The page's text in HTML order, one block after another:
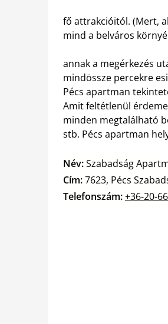
fő attrakcióitól. (Mert,
mind a belváros
annak a megérkezés
mindössze percekre
Pécs apartman
Amit feltétlenül
minden megtalálható
stb. Pécs apartman
Név:Szabadság
Cím:7623, Pécs
Telefonszám:+36-20-